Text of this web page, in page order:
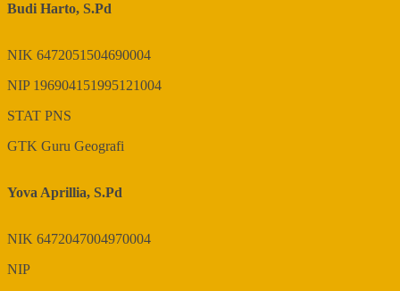
Budi Harto, S.Pd
NIK 6472051504690004
NIP 196904151995121004
STAT PNS
GTK Guru Geografi
Yova Aprillia, S.Pd
NIK 6472047004970004
NIP